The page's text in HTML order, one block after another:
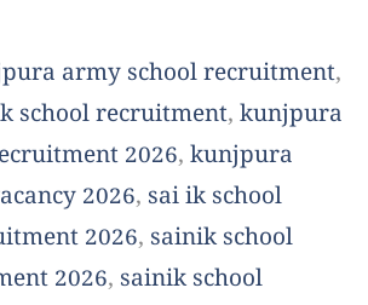
army school recruitment,
school recruitment, kunjpura
2026, kunjpura
2026, sai ik school
2026, sainik school
2026, sainik school